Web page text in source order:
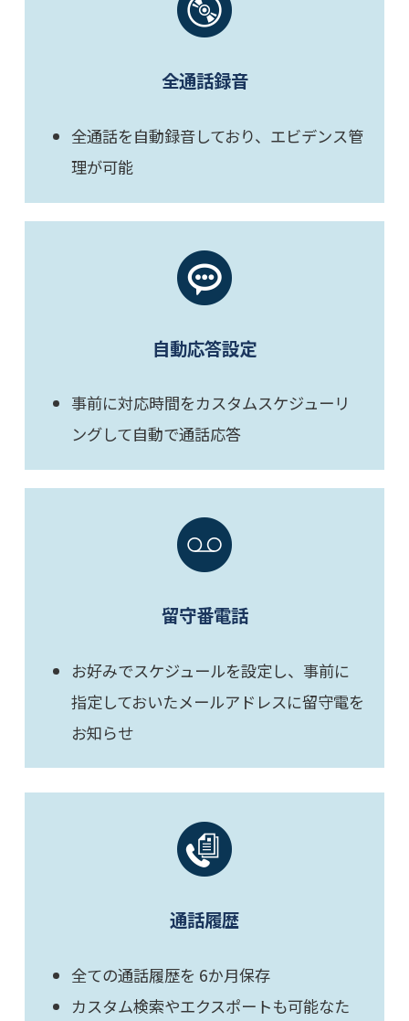
全通話録音
全通話を自動録音しており、エビデンス管
理が可能
自動応答設定
事前に対応時間をカスタムスケジューリ
ングして自動で通話応答
留守番電話
お好みでスケジュールを設定し、事前に
指定しておいたメールアドレスに留守電を
お知らせ
通話履歴
全ての通話履歴を 6か月保存
カスタム検索やエクスポートも可能なた